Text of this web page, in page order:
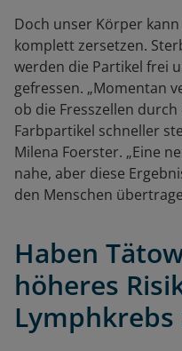
Doch unser Körper
komplett zersetzen.
werden die Partikel frei
gefressen. „Momentan
ob die Fresszellen
Farbpartikel schneller
Milena Foerster. „Eine
nahe, aber diese
den Menschen
Haben
höheres